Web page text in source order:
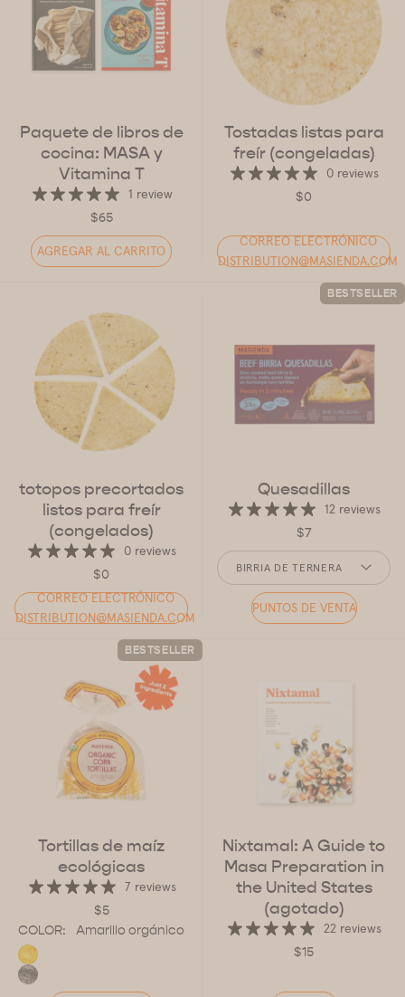
Paquete de libros de
cocina: MASA y
Vitamina T
1 review
$65
AGREGAR AL CARRITO
Tostadas listas para
freír (congeladas)
0 reviews
$0
CORREO ELECTRÓNICO
DISTRIBUTION@MASIENDA.COM
totopos precortados
listos para freír
(congelados)
0 reviews
$0
CORREO ELECTRÓNICO
DISTRIBUTION@MASIENDA.COM
BESTSELLER
Quesadillas
12 reviews
$7
BIRRIA DE TERNERA
PUNTOS DE VENTA
BESTSELLER
Tortillas de maíz
ecológicas
7 reviews
$5
COLOR:
Amarillo orgánico
Nixtamal: A Guide to
Masa Preparation in
the United States
(agotado)
22 reviews
$15